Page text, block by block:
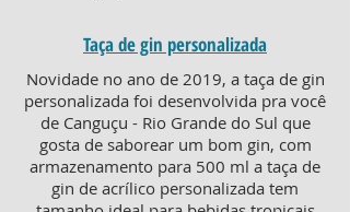
Taça de gin personalizada
Novidade no ano de 2019, a taça de gin
personalizada foi desenvolvida pra você
de Canguçu - Rio Grande do Sul que
gosta de saborear um bom gin, com
armazenamento para 500 ml a taça de
gin de acrílico personalizada tem